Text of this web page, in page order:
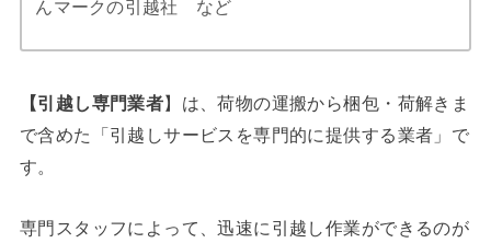
んマークの引越社 など
【引越し専門業者】は、荷物の運搬から梱包・荷解きま
で含めた「引越しサービスを専門的に提供する業者」で
す。
専門スタッフによって、迅速に引越し作業ができるのが